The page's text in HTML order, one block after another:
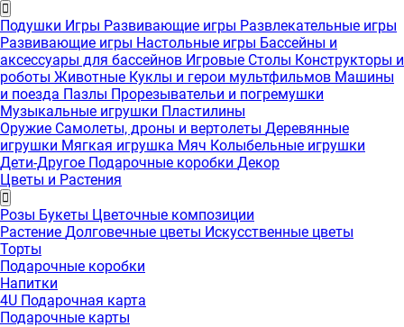
Подушки Игры Развивающие игры Развлекательные игры
Развивающие игры Настольные игры Бассейны и
аксессуары для бассейнов Игровые Столы Конструкторы и
роботы Животные Куклы и герои мультфильмов Машины
и поезда Пазлы Прорезывательи и погремушки
Музыкальные игрушки Пластилины
Оружие Самолеты, дроны и вертолеты Деревянные
игрушки Мягкая игрушка Мяч Колыбельные игрушки
Дети-Другое Подарочные коробки Декор
Цветы и Растения
Розы Букеты Цветочные композиции
Растение Долговечные цветы Искусственные цветы
Торты
Подарочные коробки
Напитки
4U Подарочная карта
Подарочные карты